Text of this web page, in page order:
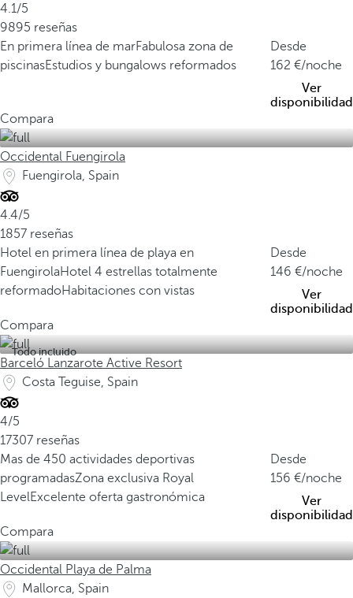
4.1/5
9895 reseñas
En primera línea de marFabulosa zona de
piscinasEstudios y bungalows reformados
Desde
162
/noche
Ver
disponibilidad
Compara
Occidental Fuengirola
Fuengirola, Spain
4.4/5
1857 reseñas
Hotel en primera línea de playa en
FuengirolaHotel 4 estrellas totalmente
reformadoHabitaciones con vistas
Desde
146
/noche
Ver
disponibilidad
Compara
Todo incluido
Barceló Lanzarote Active Resort
Costa Teguise, Spain
4/5
17307 reseñas
Mas de 450 actividades deportivas
programadasZona exclusiva Royal
LevelExcelente oferta gastronómica
Desde
156
/noche
Ver
disponibilidad
Compara
Occidental Playa de Palma
Mallorca, Spain